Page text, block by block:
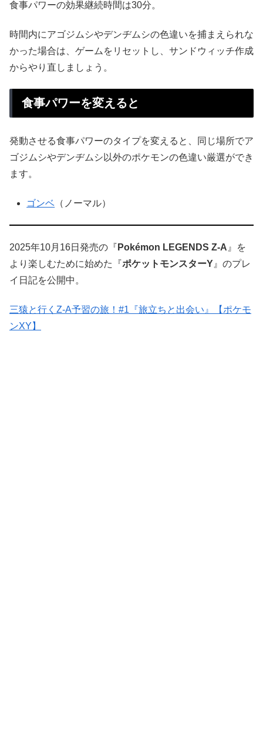
食事パワーの効果継続時間は30分。
時間内にアゴジムシやデンヂムシの色違いを捕まえられな
かった場合は、ゲームをリセットし、サンドウィッチ作成
からやり直しましょう。
食事パワーを変えると
発動させる食事パワーのタイプを変えると、同じ場所でア
ゴジムシやデンヂムシ以外のポケモンの色違い厳選ができ
ます。
ゴンベ （ノーマル）
2025年10月16日発売の『 Pokémon LEGENDS Z-A 』を
より楽しむために始めた『ポケットモンスターY 』のプレ
イ日記を公開中。
三猿と行くZ-A予習の旅！#1『旅立ちと出会い』【ポケモ
ンXY】